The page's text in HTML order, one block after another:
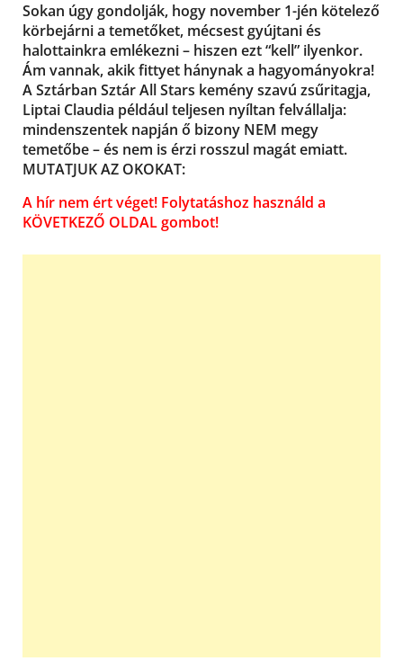
Sokan úgy gondolják, hogy november 1-jén kötelező
körbejárni a temetőket, mécsest gyújtani és
halottainkra emlékezni – hiszen ezt “kell” ilyenkor.
Ám vannak, akik fittyet hánynak a hagyományokra!
A Sztárban Sztár All Stars kemény szavú zsűritagja,
Liptai Claudia például teljesen nyíltan felvállalja:
mindenszentek napján ő bizony NEM megy
temetőbe – és nem is érzi rosszul magát emiatt.
MUTATJUK AZ OKOKAT:
A hír nem ért véget! Folytatáshoz használd a
KÖVETKEZŐ OLDAL gombot!